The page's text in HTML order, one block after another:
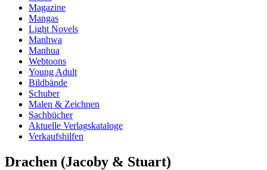
Magazine
Mangas
Light Novels
Manhwa
Manhua
Webtoons
Young Adult
Bildbände
Schuber
Malen & Zeichnen
Sachbücher
Aktuelle Verlagskataloge
Verkaufshilfen
Drachen (Jacoby & Stuart)